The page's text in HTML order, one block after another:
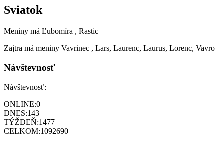
Sviatok
Meniny má Ľubomíra , Rastic
Zajtra má meniny Vavrinec , Lars, Laurenc, Laurus, Lorenc, Vavro
Návštevnosť
Návštevnosť:
ONLINE:0
DNES:143
TÝŽDEŇ:1477
CELKOM:1092690